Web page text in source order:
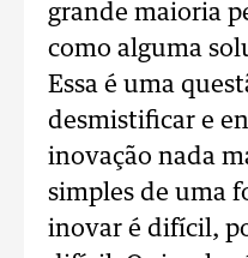
grande maioria
como alguma
Essa é uma
desmistificar e
inovação nada
simples de uma
inovar é difícil,